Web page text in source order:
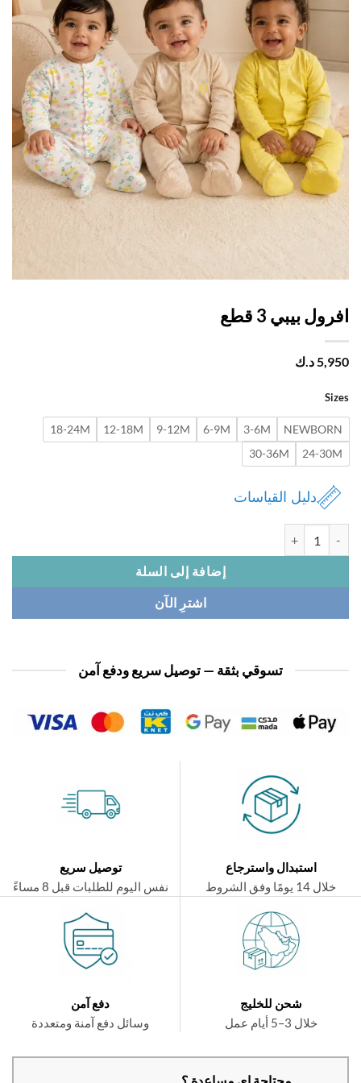
بيبي 3 قطع
د.ك
3-6M
6-9M
9-12M
12-18M
18-24M
24-
30-36M
دليل القياسات
إضافة إلى السلة
اشترِ الآن
تسوقي بثقة — توصيل سريع ودفع آمن
استبدال واسترجاع
توصيل سريع
نفس اليوم للطلبات قبل 8 مساءً
شحن للخليج
دفع آمن
وسائل دفع آمنة ومتعددة
محتاجة اي مساعدة ؟